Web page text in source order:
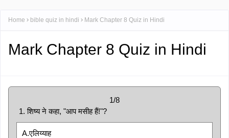
Home bible quiz in hindi Mark Chapter 8 Quiz in Hindi
Mark Chapter 8 Quiz in Hindi
1/8
1. शिष्य ने कहा, "आप मसीह हैं!"?
A.एलिय्याह